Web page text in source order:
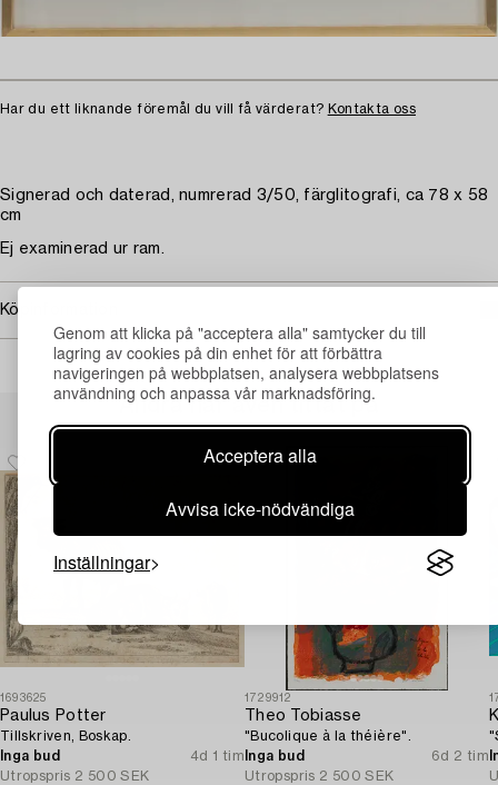
Genom att klicka på "acceptera alla" samtycker du till
lagring av cookies på din enhet för att förbättra
navigeringen på webbplatsen, analysera webbplatsens
användning och anpassa vår marknadsföring.
Acceptera alla
Avvisa icke-nödvändiga
Inställningar
Har du ett liknande föremål du vill få värderat? Kontakta oss
Signerad och daterad, numrerad 3/50, färglitografi, ca 78 x 58
cm
Ej examinerad ur ram.
Köpinformation
Andra har även tittat på
1693625
Paulus Potter
Tillskriven, Boskap.
Inga bud
4d 1 tim
Utropspris 2 500 SEK
1729912
Theo Tobiasse
"Bucolique à la théière".
Inga bud
6d 2 tim
Utropspris 2 500 SEK